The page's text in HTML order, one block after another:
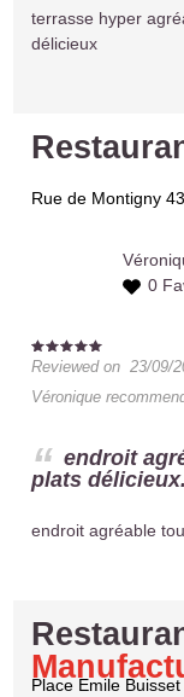
terrasse hyper
délicieux
Rue de Montigny
0
Reviewed on23/09/
Véronique
endroit
plats
endroit agréable
Place Emile